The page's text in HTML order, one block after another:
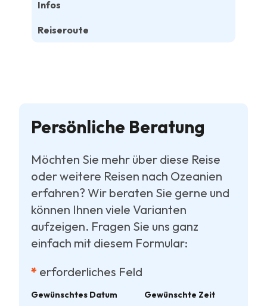
Infos
Reiseroute
Persönliche Beratung
Möchten Sie mehr über diese Reise
oder weitere Reisen nach Ozeanien
erfahren? Wir beraten Sie gerne und
können Ihnen viele Varianten
aufzeigen. Fragen Sie uns ganz
einfach mit diesem Formular:
* erforderliches Feld
Gewünschtes Datum Gewünschte Zeit